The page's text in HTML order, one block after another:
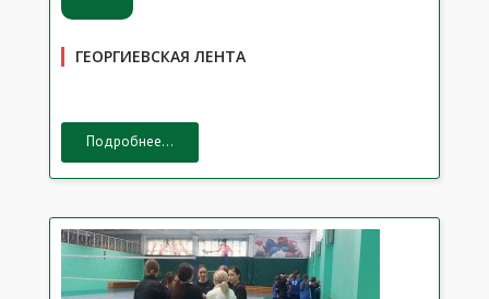
ГЕОРГИЕВСКАЯ ЛЕНТА
Подробнее...